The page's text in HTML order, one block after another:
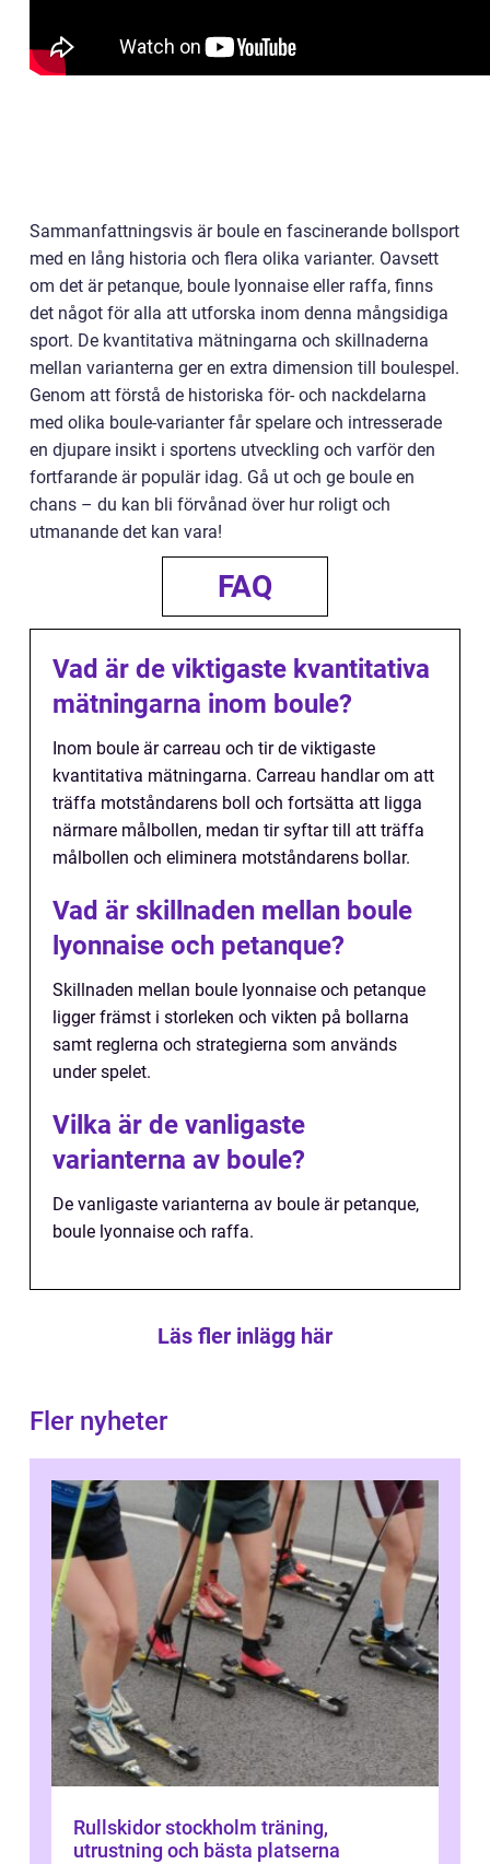
Sammanfattningsvis är boule en fascinerande bollsport
med en lång historia och flera olika varianter. Oavsett
om det är petanque, boule lyonnaise eller raffa, finns
det något för alla att utforska inom denna mångsidiga
sport. De kvantitativa mätningarna och skillnaderna
mellan varianterna ger en extra dimension till boulespel.
Genom att förstå de historiska för- och nackdelarna
med olika boule-varianter får spelare och intresserade
en djupare insikt i sportens utveckling och varför den
fortfarande är populär idag. Gå ut och ge boule en
chans – du kan bli förvånad över hur roligt och
utmanande det kan vara!
FAQ
Vad är de viktigaste kvantitativa
mätningarna inom boule?
Inom boule är carreau och tir de viktigaste
kvantitativa mätningarna. Carreau handlar om att
träffa motståndarens boll och fortsätta att ligga
närmare målbollen, medan tir syftar till att träffa
målbollen och eliminera motståndarens bollar.
Vad är skillnaden mellan boule
lyonnaise och petanque?
Skillnaden mellan boule lyonnaise och petanque
ligger främst i storleken och vikten på bollarna
samt reglerna och strategierna som används
under spelet.
Vilka är de vanligaste
varianterna av boule?
De vanligaste varianterna av boule är petanque,
boule lyonnaise och raffa.
Läs fler inlägg här
Fler nyheter
Rullskidor stockholm träning,
utrustning och bästa platserna